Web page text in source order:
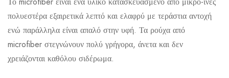
πολυεστέρα εξαιρετικά λεπτό και ελαφρύ με τεράστια αντοχή
ενώ παράλληλα είναι απαλό στην υφή. Τα ρούχα από
microfiber στεγνώνουν πολύ γρήγορα, άνετα και δεν
χρειάζονται καθόλου σιδέρωμα.